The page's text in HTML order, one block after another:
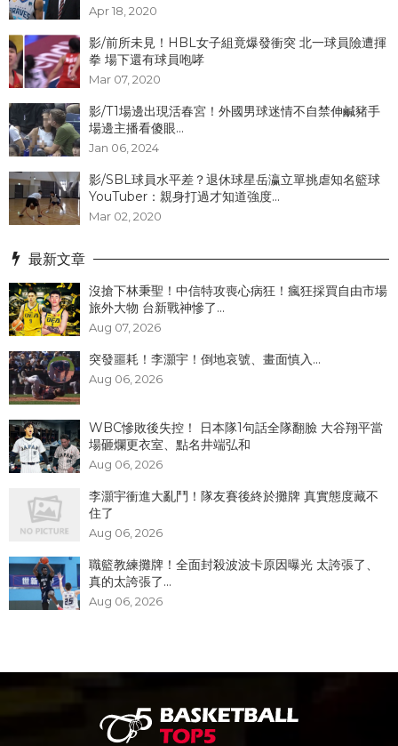
Apr 18, 2020
影/前所未見！HBL女子組竟爆發衝突 北一球員險遭揮
拳 場下還有球員咆哮
Mar 07, 2020
影/T1場邊出現活春宮！外國男球迷情不自禁伸鹹豬手
場邊主播看傻眼...
Jan 06, 2024
影/SBL球員水平差？退休球星岳瀛立單挑虐知名籃球
YouTuber：親身打過才知道強度...
Mar 02, 2020
最新文章
沒搶下林秉聖！中信特攻喪心病狂！瘋狂採買自由市場
旅外大物 台新戰神慘了...
Aug 07, 2026
突發噩耗！李灝宇！倒地哀號、畫面慎入...
Aug 06, 2026
WBC慘敗後失控！ 日本隊1句話全隊翻臉 大谷翔平當
場砸爛更衣室、點名井端弘和
Aug 06, 2026
李灝宇衝進大亂鬥！隊友賽後終於攤牌 真實態度藏不
住了
Aug 06, 2026
職籃教練攤牌！全面封殺波波卡原因曝光 太誇張了、
真的太誇張了...
Aug 06, 2026